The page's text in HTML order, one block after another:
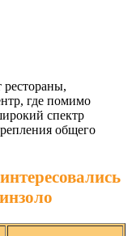
рестораны,
где помимо
спектр
общего